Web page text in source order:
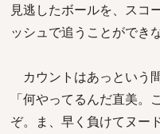
見逃したボールを、スコ
ッシュで追うことができ
カウントはあっという
「何やってるんだ直美
ぞ。ま、早く負けてヌー